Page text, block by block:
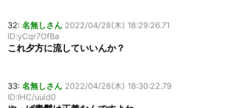
32: 名無しさん 2022/04/28(木) 18:29:26.71
ID:yCqr7OfBa
これ夕方に流していいんか？
33: 名無しさん 2022/04/28(木) 18:30:22.79
ID:IHC/uuid0